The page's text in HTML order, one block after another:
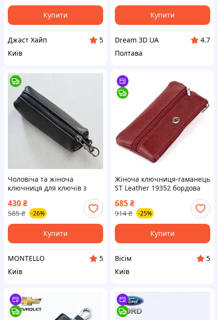
Купити
Джаст Хайп
5
Київ
Купити
Dream 3D UA
4.7
Полтава
Чоловіча та жіноча
ключниця для ключів з
натуральної гладкої шкіри,
чорна
430₴
585 ₴ -26%
Купити
MONTELLO
5
Київ
Жіноча ключниця-гаманець
ST Leather 19352 бордова
натуральна шкіра 15,5х7 см
з кишенею на блискавці
для 4 ключів
685₴
914 ₴ -25%
Купити
Вісім
5
Київ